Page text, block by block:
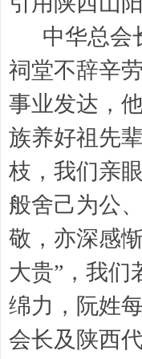
中华总会
祠堂不辞辛
事业发达，
族养好祖先
枝，我们亲
般舍己为公
敬，亦深感
大贵”，我们
绵力，阮姓
会长及陕西